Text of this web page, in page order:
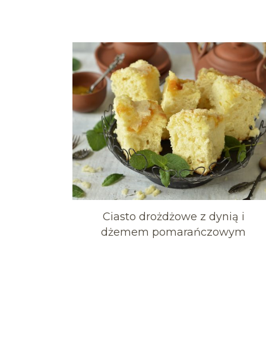
Ciasto drożdżowe z dynią i
dżemem pomarańczowym